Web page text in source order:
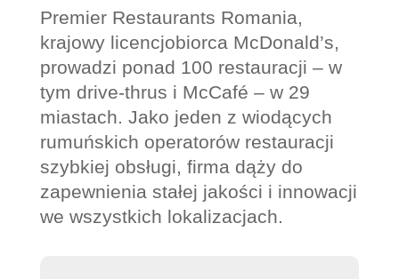
Premier Restaurants Romania,
krajowy licencjobiorca McDonald’s,
prowadzi ponad 100 restauracji – w
tym drive-thrus i McCafé – w 29
miastach. Jako jeden z wiodących
rumuńskich operatorów restauracji
szybkiej obsługi, firma dąży do
zapewnienia stałej jakości i innowacji
we wszystkich lokalizacjach.